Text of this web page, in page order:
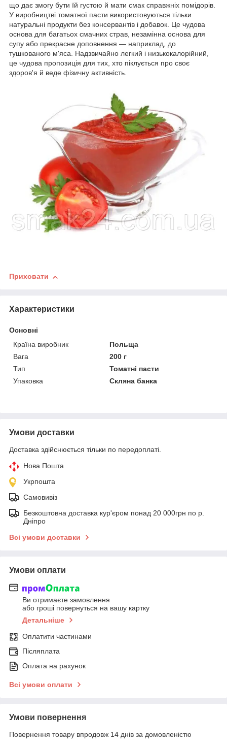
що дає змогу бути їй густою й мати смак справжніх помідорів.
У виробництві томатної пасти використовуються тільки
натуральні продукти без консервантів і добавок. Це чудова
основа для багатьох смачних страв, незамінна основа для
супу або прекрасне доповнення — наприклад, до
тушкованого м'яса. Надзвичайно легкий і низькокалорійний,
це чудова пропозиція для тих, хто піклується про своє
здоров'я й веде фізичну активність.
Приховати
Характеристики
Основні
Країна виробник
Польща
Вага
200 г
Тип
Томатні пасти
Упаковка
Скляна банка
Умови доставки
Доставка здійснюється тільки по передоплаті.
Нова Пошта
Укрпошта
Самовивіз
Безкоштовна доставка кур'єром понад 20 000грн по р.
Дніпро
Всі умови доставки
Умови оплати
Ви отримаєте замовлення
або гроші повернуться на вашу картку
Детальніше
Оплатити частинами
Післяплата
Оплата на рахунок
Всі умови оплати
Умови повернення
Повернення товару впродовж 14 днів за домовленістю